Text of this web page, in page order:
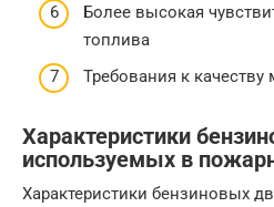
Более высокая
топлива
Требования к качеству
Характеристики
используемых в
Характеристики бензиновых